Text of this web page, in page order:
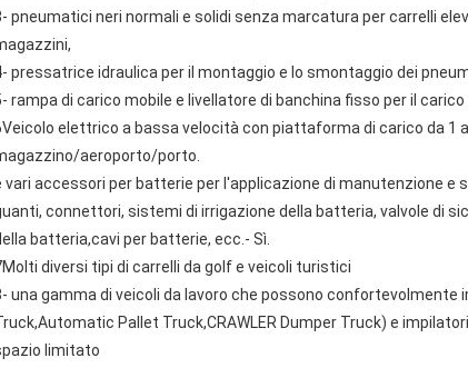
pneumatici neri normali e solidi senza marcatura per carrelli
pressatrice idraulica per il montaggio e lo smontaggio dei
rampa di carico mobile e livellatore di banchina fisso per il
elettrico a bassa velocità con piattaforma di carico da 1
aeroporto/porto.
vari accessori per batterie per l'applicazione di manutenzione
connettori, sistemi di irrigazione della batteria, valvole di
batteria,cavi per batterie, ecc.- Sì.
diversi tipi di carrelli da golf e veicoli turistici
una gamma di veicoli da lavoro che possono confortevolmente
Pallet Truck,CRAWLER Dumper Truck) e
limitato